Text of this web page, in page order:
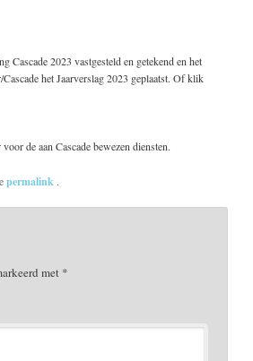
Cascade 2023 vastgesteld en getekend en het
het Jaarverslag 2023 geplaatst. Of klik
de aan Cascade bewezen diensten.
permalink .
met *